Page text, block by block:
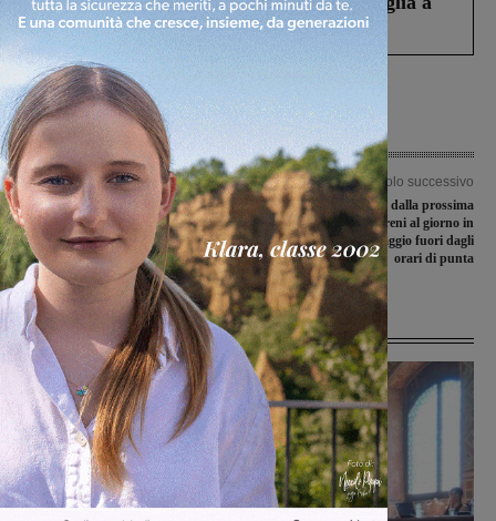
Levane nel 2020
Articolo precedente
Covid-19, un nuovo caso a San
Giovanni, 3 a Figline Incisa
Articolo successivo
Terre della Tav, dalla prossima
settimana due treni al giorno in
Valdarno. Il passaggio fuori dagli
orari di punta
Ultime Notizie